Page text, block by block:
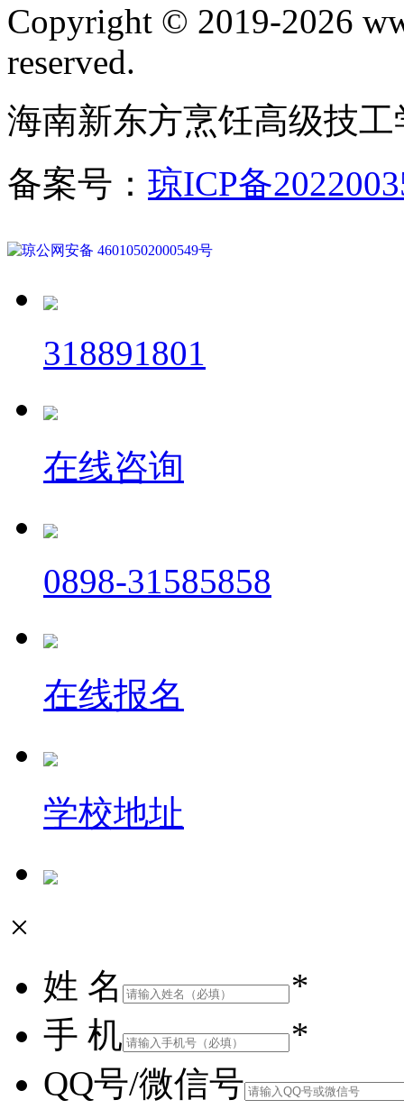
Copyright © 2019-2026
reserved.
海南新东方烹饪高级技
备案号： 琼ICP备
琼公网安备 46010502000549号
318891801
在线咨询
0898-31585858
在线报名
学校地址
×
姓 名
*
手 机
*
QQ号/微信号